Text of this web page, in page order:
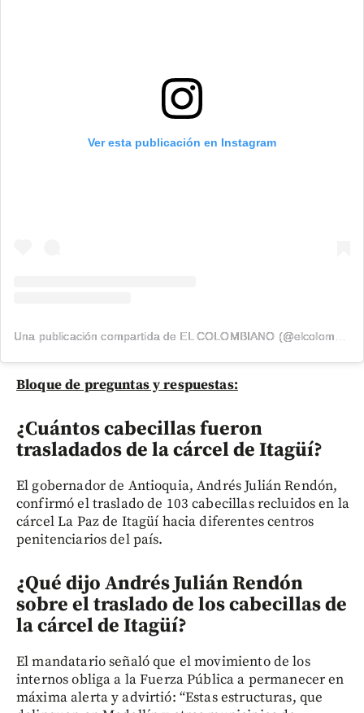
Ver esta publicación en Instagram
Bloque de preguntas y respuestas:
¿Cuántos cabecillas fueron
trasladados de la cárcel de Itagüí?
El gobernador de Antioquia, Andrés Julián Rendón,
confirmó el traslado de 103 cabecillas recluidos en la
cárcel La Paz de Itagüí hacia diferentes centros
penitenciarios del país.
¿Qué dijo Andrés Julián Rendón
sobre el traslado de los cabecillas de
la cárcel de Itagüí?
El mandatario señaló que el movimiento de los
internos obliga a la Fuerza Pública a permanecer en
máxima alerta y advirtió: “Estas estructuras, que